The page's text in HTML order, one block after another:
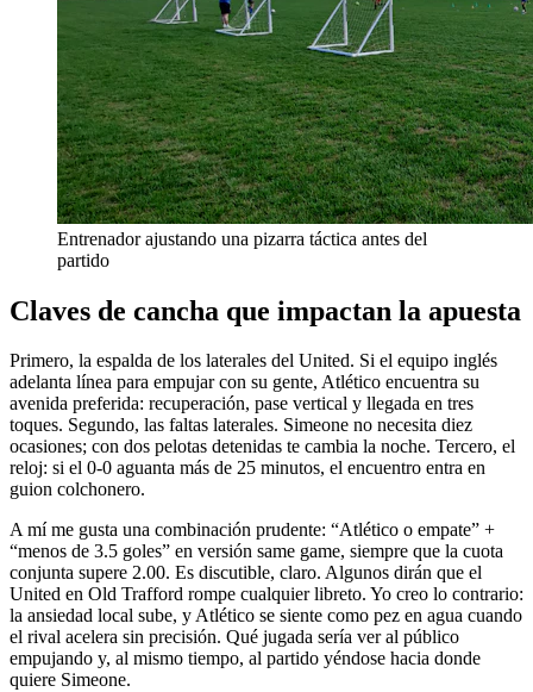
Entrenador ajustando una pizarra táctica antes del
partido
Claves de cancha que impactan la apuesta
Primero, la espalda de los laterales del United. Si el equipo inglés
adelanta línea para empujar con su gente, Atlético encuentra su
avenida preferida: recuperación, pase vertical y llegada en tres
toques. Segundo, las faltas laterales. Simeone no necesita diez
ocasiones; con dos pelotas detenidas te cambia la noche. Tercero, el
reloj: si el 0-0 aguanta más de 25 minutos, el encuentro entra en
guion colchonero.
A mí me gusta una combinación prudente: “Atlético o empate” +
“menos de 3.5 goles” en versión same game, siempre que la cuota
conjunta supere 2.00. Es discutible, claro. Algunos dirán que el
United en Old Trafford rompe cualquier libreto. Yo creo lo contrario:
la ansiedad local sube, y Atlético se siente como pez en agua cuando
el rival acelera sin precisión. Qué jugada sería ver al público
empujando y, al mismo tiempo, al partido yéndose hacia donde
quiere Simeone.